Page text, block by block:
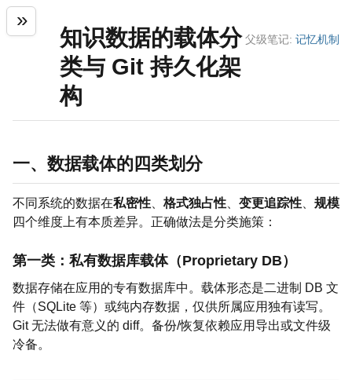
父级笔记: 记忆机制
知识数据的载体分
类与 Git 持久化架
构
一、数据载体的四类划分
不同系统的数据在私密性 格式独占性 变更追踪性
规模
四个维度上有本质差异。正确做法是分类施策：
第一类：私有数据库载体（Proprietary DB）
数据存储在应用的专有数据库中。载体形态是二进制 DB 文
件（SQLite 等）或纯内存数据，仅供所属应用独有读写。
Git 无法做有意义的 diff。备份/恢复依赖应用导出或文件级
冷备。